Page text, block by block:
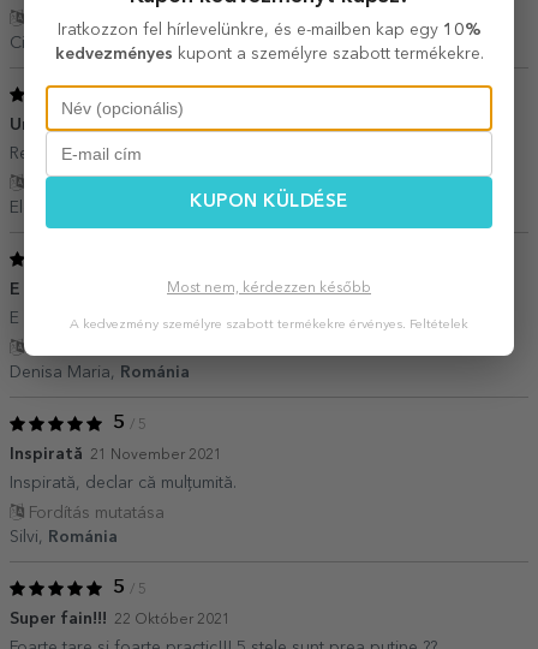
Fordítás mutatása
Ciortan Madalina,
Románia
5
Un cadou deosebit 17 Július 2022
Recomand cu drag,un cadou deosebit!
Fordítás mutatása
Elena,
E superbă,moale și super frumoasa 06 Június 2022
E superbă,moale și super frumoasa
Fordítás mutatása
Denisa Maria,
Románia
5 / 5
Inspirată 21 November 2021
Inspirată, declar că mulțumită.
Fordítás mutatása
Silvi,
Románia
5 / 5
Super fain!!! 22 Október 2021
Iratkozzon fel hírlevelünkre, és e-mailben kap egy 10%
kedvezményes kupont a személyre szabott termékekre.
KUPON KÜLDÉSE
Most nem, kérdezzen később
A kedvezmény személyre szabott termékekre érvényes. Feltételek